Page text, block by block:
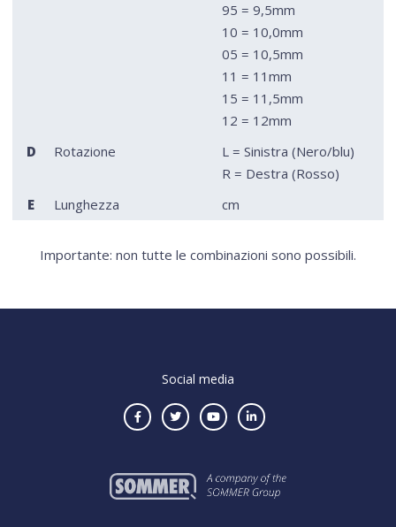
95 = 9,5mm
10 = 10,0mm
05 = 10,5mm
11 = 11mm
15 = 11,5mm
12 = 12mm
D
Rotazione
L = Sinistra (Nero/blu)
R = Destra (Rosso)
E
Lunghezza cm
Importante: non tutte le combinazioni sono possibili.
Social media